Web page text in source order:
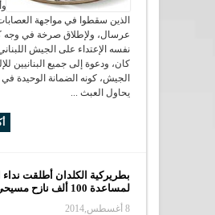
الذين سقطوا في مواجهة
عرسال، ولإطلاق صرخة في وجه
نفسه الإعتداء على الجيش
كان، ودعوة إلى جميع البنانيين
الجيش، كونه الضمانة الوحيدة
يحاول العبث ...
بطريركية الكلدان أطلقت نداء
لمساعدة 100 ألف نازح مسيحي من نينوى
8 أغسطس,2014